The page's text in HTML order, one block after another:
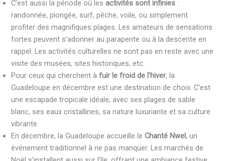
C’est aussi la période où lesactivités sont infinies :
randonnée, plongée, surf, pêche, voile, ou simplement
profiter des magnifiques plages. Les amateurs de sensations
fortes peuvent s’adonner au parapente ou à la descente en
rappel. Les activités culturelles ne sont pas en reste avec une
visite des musées, sites historiques, etc.
Pour ceux qui cherchent àfuir le froid de l’hiver, la
Guadeloupe en décembre est une destination de choix. C’est
une escapade tropicale idéale, avec ses plages de sable
blanc, ses eaux cristallines, sa nature luxuriante et sa culture
vibrante.
En décembre, la Guadeloupe accueille leChanté Nwel, un
événement traditionnel à ne pas manquer. Les marchés de